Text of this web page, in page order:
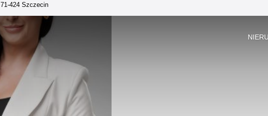
71-424 Szczecin